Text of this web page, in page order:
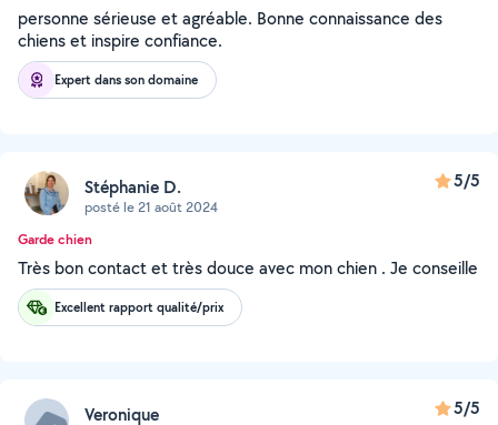
personne sérieuse et agréable. Bonne connaissance des
chiens et inspire confiance.
Expert dans son domaine
Stéphanie D.
posté le 21 août 2024
5/5
Garde chien
Très bon contact et très douce avec mon chien . Je conseille
Excellent rapport qualité/prix
Veronique 5/5